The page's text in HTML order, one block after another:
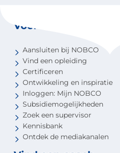
Voor coaches
Aansluiten bij NOBCO
Vind een opleiding
Certificeren
Ontwikkeling en inspiratie
Inloggen: Mijn NOBCO
Subsidiemogelijkheden
Zoek een supervisor
Kennisbank
Ontdek de mediakanalen